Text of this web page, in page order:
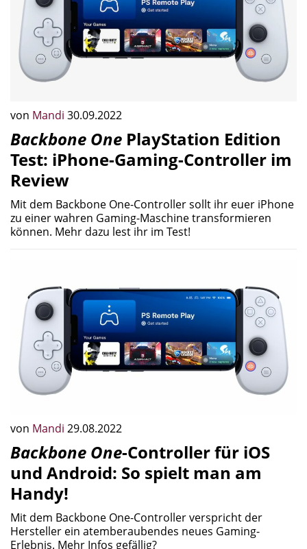
von Mandi 30.09.2022
Backbone One PlayStation Edition
Test: iPhone-Gaming-Controller im
Review
Mit dem Backbone One-Controller sollt ihr euer iPhone
zu einer wahren Gaming-Maschine transformieren
können. Mehr dazu lest ihr im Test!
von Mandi 29.08.2022
Backbone One-Controller für iOS
und Android: So spielt man am
Handy!
Mit dem Backbone One-Controller verspricht der
Hersteller ein atemberaubendes neues Gaming-
Erlebnis. Mehr Infos gefällig?